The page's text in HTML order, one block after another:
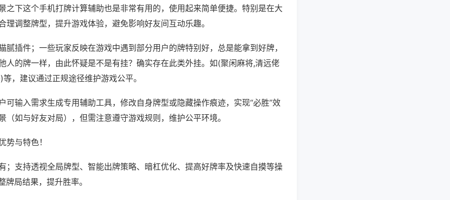
之下这个手机打牌计算辅助也是非常有用的，使用起来简单便捷。特别是在大
理调整牌型，提升游戏体验，避免影响好友间互动乐趣。
腻插件；一些玩家反映在游戏中遇到部分用户的牌特别好，总是能拿到好牌，
人的牌一样，由此怀疑是不是有挂？确实存在此类外挂。如(聚闲麻将,清远佬
，建议通过正规途径维护游戏公平。
可输入需求生成专用辅助工具，修改自身牌型或隐藏操作痕迹，实现“必胜”效
（如与好友对局），但需注意遵守游戏规则，维护公平环境。
势与特色！
；支持透视全局牌型、智能出牌策略、暗杠优化、提高好牌率及快速自摸等操
牌局结果，提升胜率。